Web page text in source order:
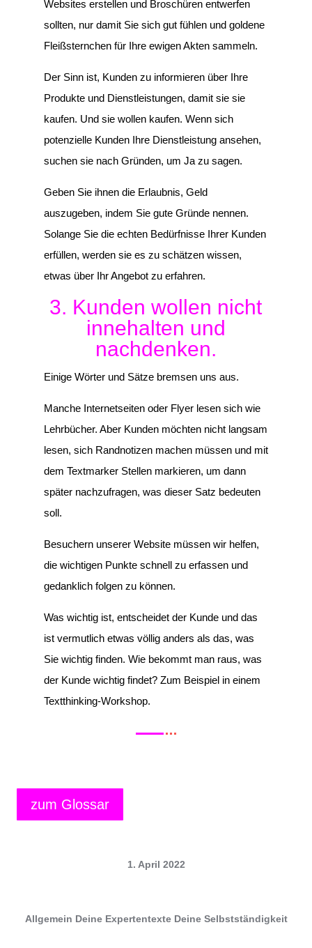
Websites erstellen und Broschüren entwerfen
sollten, nur damit Sie sich gut fühlen und goldene
Fleißsternchen für Ihre ewigen Akten sammeln.
Der Sinn ist, Kunden zu informieren über Ihre
Produkte und Dienstleistungen, damit sie sie
kaufen. Und sie wollen kaufen. Wenn sich
potenzielle Kunden Ihre Dienstleistung ansehen,
suchen sie nach Gründen, um Ja zu sagen.
Geben Sie ihnen die Erlaubnis, Geld
auszugeben, indem Sie gute Gründe nennen.
Solange Sie die echten Bedürfnisse Ihrer Kunden
erfüllen, werden sie es zu schätzen wissen,
etwas über Ihr Angebot zu erfahren.
3. Kunden wollen nicht
innehalten und
nachdenken.
Einige Wörter und Sätze bremsen uns aus.
Manche Internetseiten oder Flyer lesen sich wie
Lehrbücher. Aber Kunden möchten nicht langsam
lesen, sich Randnotizen machen müssen und mit
dem Textmarker Stellen markieren, um dann
später nachzufragen, was dieser Satz bedeuten
soll.
Besuchern unserer Website müssen wir helfen,
die wichtigen Punkte schnell zu erfassen und
gedanklich folgen zu können.
Was wichtig ist, entscheidet der Kunde und das
ist vermutlich etwas völlig anders als das, was
Sie wichtig finden. Wie bekommt man raus, was
der Kunde wichtig findet? Zum Beispiel in einem
Textthinking-Workshop.
zum Glossar
1. April 2022
Allgemein Deine Expertentexte Deine Selbstständigkeit